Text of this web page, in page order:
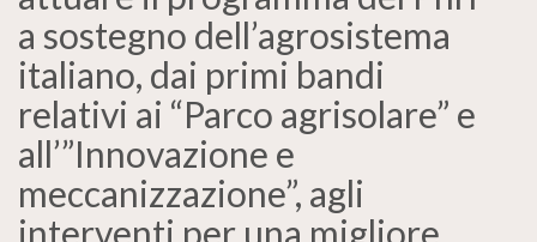
a sostegno dell’agrosistema
italiano, dai primi bandi
relativi ai “Parco agrisolare” e
all’”Innovazione e
meccanizzazione”, agli
interventi per una migliore